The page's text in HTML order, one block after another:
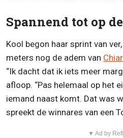
Spannend tot op
Kool begon haar sprint van
meters nog de adem van
“Ik dacht dat ik iets meer
afloop. “Pas helemaal op het
iemand naast komt. Dat was
spreekt de winnares van een
▼ Ad by